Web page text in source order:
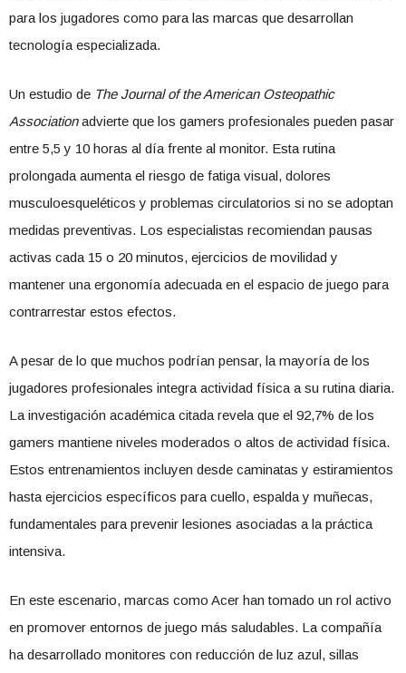
para los jugadores como para las marcas que desarrollan
tecnología especializada.
Un estudio de The Journal of the American Osteopathic
Associationadvierte que los gamers profesionales pueden pasar
entre 5,5 y 10 horas al día frente al monitor. Esta rutina
prolongada aumenta el riesgo de fatiga visual, dolores
musculoesqueléticos y problemas circulatorios si no se adoptan
medidas preventivas. Los especialistas recomiendan pausas
activas cada 15 o 20 minutos, ejercicios de movilidad y
mantener una ergonomía adecuada en el espacio de juego para
contrarrestar estos efectos.
A pesar de lo que muchos podrían pensar, la mayoría de los
jugadores profesionales integra actividad física a su rutina diaria.
La investigación académica citada revela que el 92,7% de los
gamers mantiene niveles moderados o altos de actividad física.
Estos entrenamientos incluyen desde caminatas y estiramientos
hasta ejercicios específicos para cuello, espalda y muñecas,
fundamentales para prevenir lesiones asociadas a la práctica
intensiva.
En este escenario, marcas como Acer han tomado un rol activo
en promover entornos de juego más saludables. La compañía
ha desarrollado monitores con reducción de luz azul, sillas